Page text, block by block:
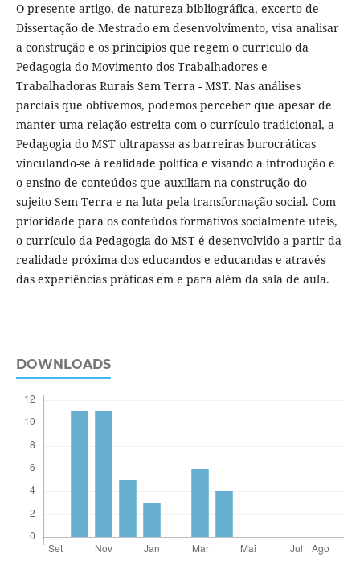
O presente artigo, de natureza bibliográfica, excerto de
Dissertação de Mestrado em desenvolvimento, visa analisar
a construção e os princípios que regem o currículo da
Pedagogia do Movimento dos Trabalhadores e
Trabalhadoras Rurais Sem Terra - MST. Nas análises
parciais que obtivemos, podemos perceber que apesar de
manter uma relação estreita com o currículo tradicional, a
Pedagogia do MST ultrapassa as barreiras burocráticas
vinculando-se à realidade política e visando a introdução e
o ensino de conteúdos que auxiliam na construção do
sujeito Sem Terra e na luta pela transformação social. Com
prioridade para os conteúdos formativos socialmente uteis,
o currículo da Pedagogia do MST é desenvolvido a partir da
realidade próxima dos educandos e educandas e através
das experiências práticas em e para além da sala de aula.
DOWNLOADS